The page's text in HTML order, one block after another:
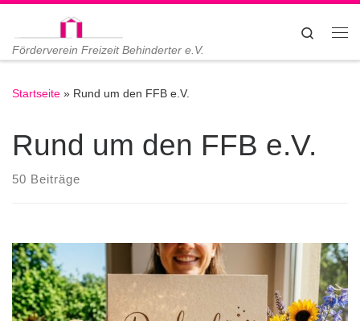
Zum Inhalt springen
Förderverein Freizeit Behinderter e.V.
Search
Startseite » Rund um den FFB e.V.
Rund um den FFB e.V.
50 Beiträge